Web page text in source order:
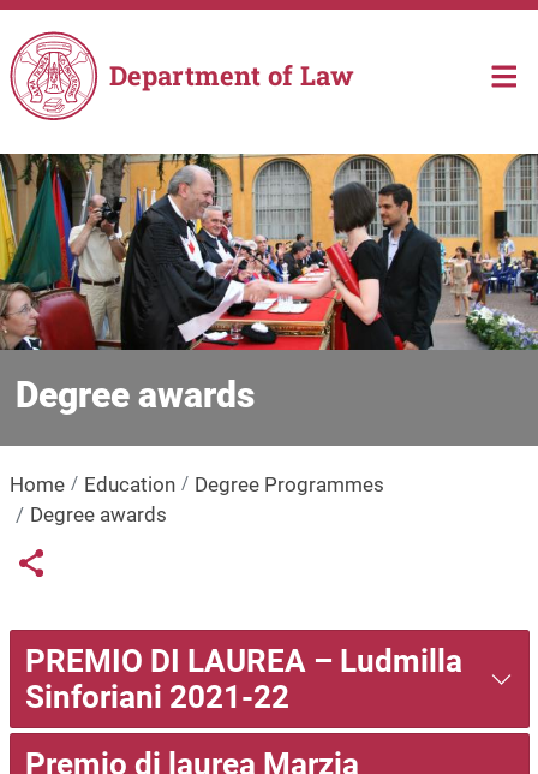
Skip to main content
Department of Law
Degree awards
Home Education
Degree Programmes
Degree awards
Links condivisione social
Share button
PREMIO DI LAUREA – Ludmilla
Sinforiani 2021-22
Premio di laurea Marzia